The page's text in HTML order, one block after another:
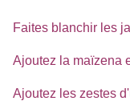
Faites blanchir les
Ajoutez la maïzena
Ajoutez les zestes